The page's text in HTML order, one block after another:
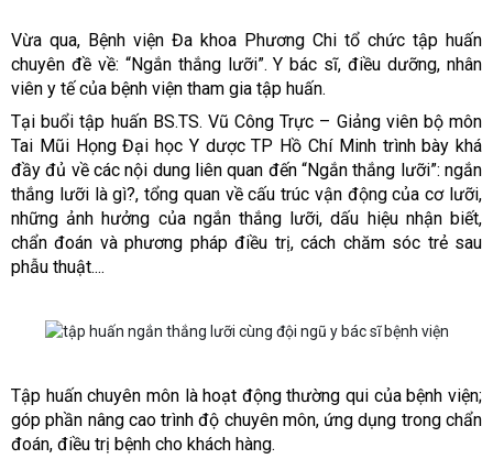
Vừa qua, Bệnh viện Đa khoa Phương Chi tổ chức tập huấn
chuyên đề về: “Ngắn thắng lưỡi”. Y bác sĩ,điều dưỡng, nhân
viên y tếcủa bệnh viện tham gia tập huấn.
Tại buổi tập huấn BS.TS. Vũ Công Trực – Giảng viên bộmôn
Tai Mũi HọngĐại học Y dược TP Hồ Chí Minh trình bày khá
đầyđủ vềcác nội dung liên quan đến “Ngắn thắng lưỡi”: ngắn
thắng lưỡi là gì?, tổng quan về cấu trúc vận động của cơ lưỡi,
những ảnh hưởng của ngắn thắng lưỡi, dấu hiệu nhận biết,
chẩn đoán và phương pháp điều trị, cách chăm sóc trẻ sau
phẫu thuật....
Tập huấn chuyên môn là hoạt động thường qui của bệnh viện;
góp phần nâng cao trìnhđộ chuyên môn, ứng dụng trong chẩn
đoán, điều trị bệnh cho khách hàng.